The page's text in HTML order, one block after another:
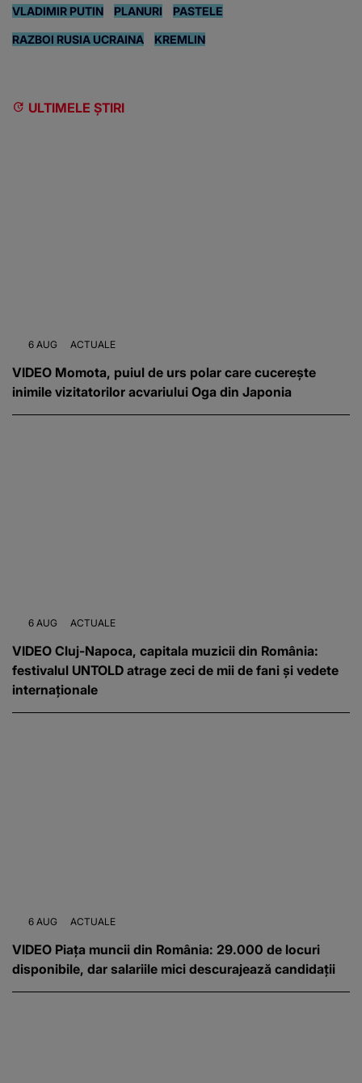
VLADIMIR PUTIN PLANURI PASTELE
RAZBOI RUSIA UCRAINA KREMLIN
ULTIMELE ȘTIRI
6 AUG ACTUALE
VIDEO Momota, puiul de urs polar care cucerește
inimile vizitatorilor acvariului Oga din Japonia
6 AUG ACTUALE
VIDEO Cluj-Napoca, capitala muzicii din România:
festivalul UNTOLD atrage zeci de mii de fani și vedete
internaționale
6 AUG ACTUALE
VIDEO Piața muncii din România: 29.000 de locuri
disponibile, dar salariile mici descurajează candidații